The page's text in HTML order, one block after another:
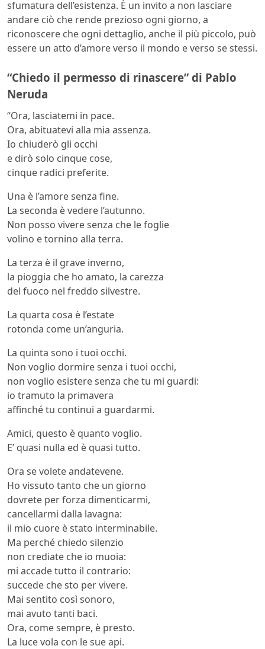
sfumatura dell’esistenza. È un invito a non lasciare
andare ciò che rende prezioso ogni giorno, a
riconoscere che ogni dettaglio, anche il più piccolo, può
essere un atto d’amore verso il mondo e verso se stessi.
“Chiedo il permesso di rinascere” di Pablo
Neruda
“Ora, lasciatemi in pace.
Ora, abituatevi alla mia assenza.
Io chiuderò gli occhi
e dirò solo cinque cose,
cinque radici preferite.
Una è l’amore senza fine.
La seconda è vedere l’autunno.
Non posso vivere senza che le foglie
volino e tornino alla terra.
La terza è il grave inverno,
la pioggia che ho amato, la carezza
del fuoco nel freddo silvestre.
La quarta cosa è l’estate
rotonda come un’anguria.
La quinta sono i tuoi occhi.
Non voglio dormire senza i tuoi occhi,
non voglio esistere senza che tu mi guardi:
io tramuto la primavera
affinché tu continui a guardarmi.
Amici, questo è quanto voglio.
E’ quasi nulla ed è quasi tutto.
Ora se volete andatevene.
Ho vissuto tanto che un giorno
dovrete per forza dimenticarmi,
cancellarmi dalla lavagna:
il mio cuore è stato interminabile.
Ma perché chiedo silenzio
non crediate che io muoia:
mi accade tutto il contrario:
succede che sto per vivere.
Mai sentito così sonoro,
mai avuto tanti baci.
Ora, come sempre, è presto.
La luce vola con le sue api.